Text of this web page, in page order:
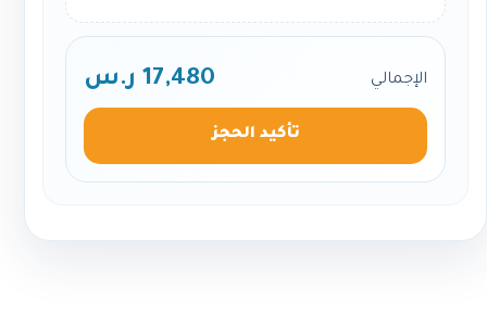
الإجمالي 17,480 ر.س
تأكيد الحجز